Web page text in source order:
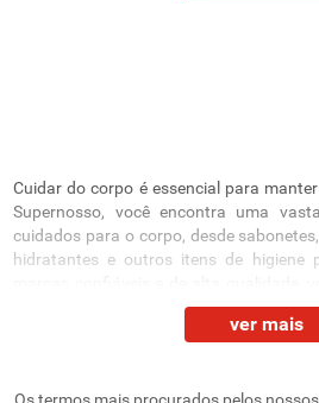
Cuidar do corpo é essencial para
Supernosso, você encontra uma
cuidados para o corpo, desde
hidratantes e outros itens de higiene
, assim como o cuidado da sua
eficaz, em qualquer momento do dia.
ver mais